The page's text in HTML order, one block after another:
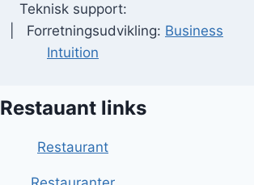
Teknisk support:
| Forretningsudvikling: Business
Intuition
Restauant links
Restaurant